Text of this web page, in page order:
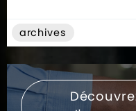
archives